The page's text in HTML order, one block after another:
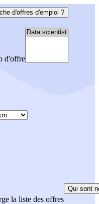
d'offres d'emploi ?
d'offre
la liste des offres
Qui sont